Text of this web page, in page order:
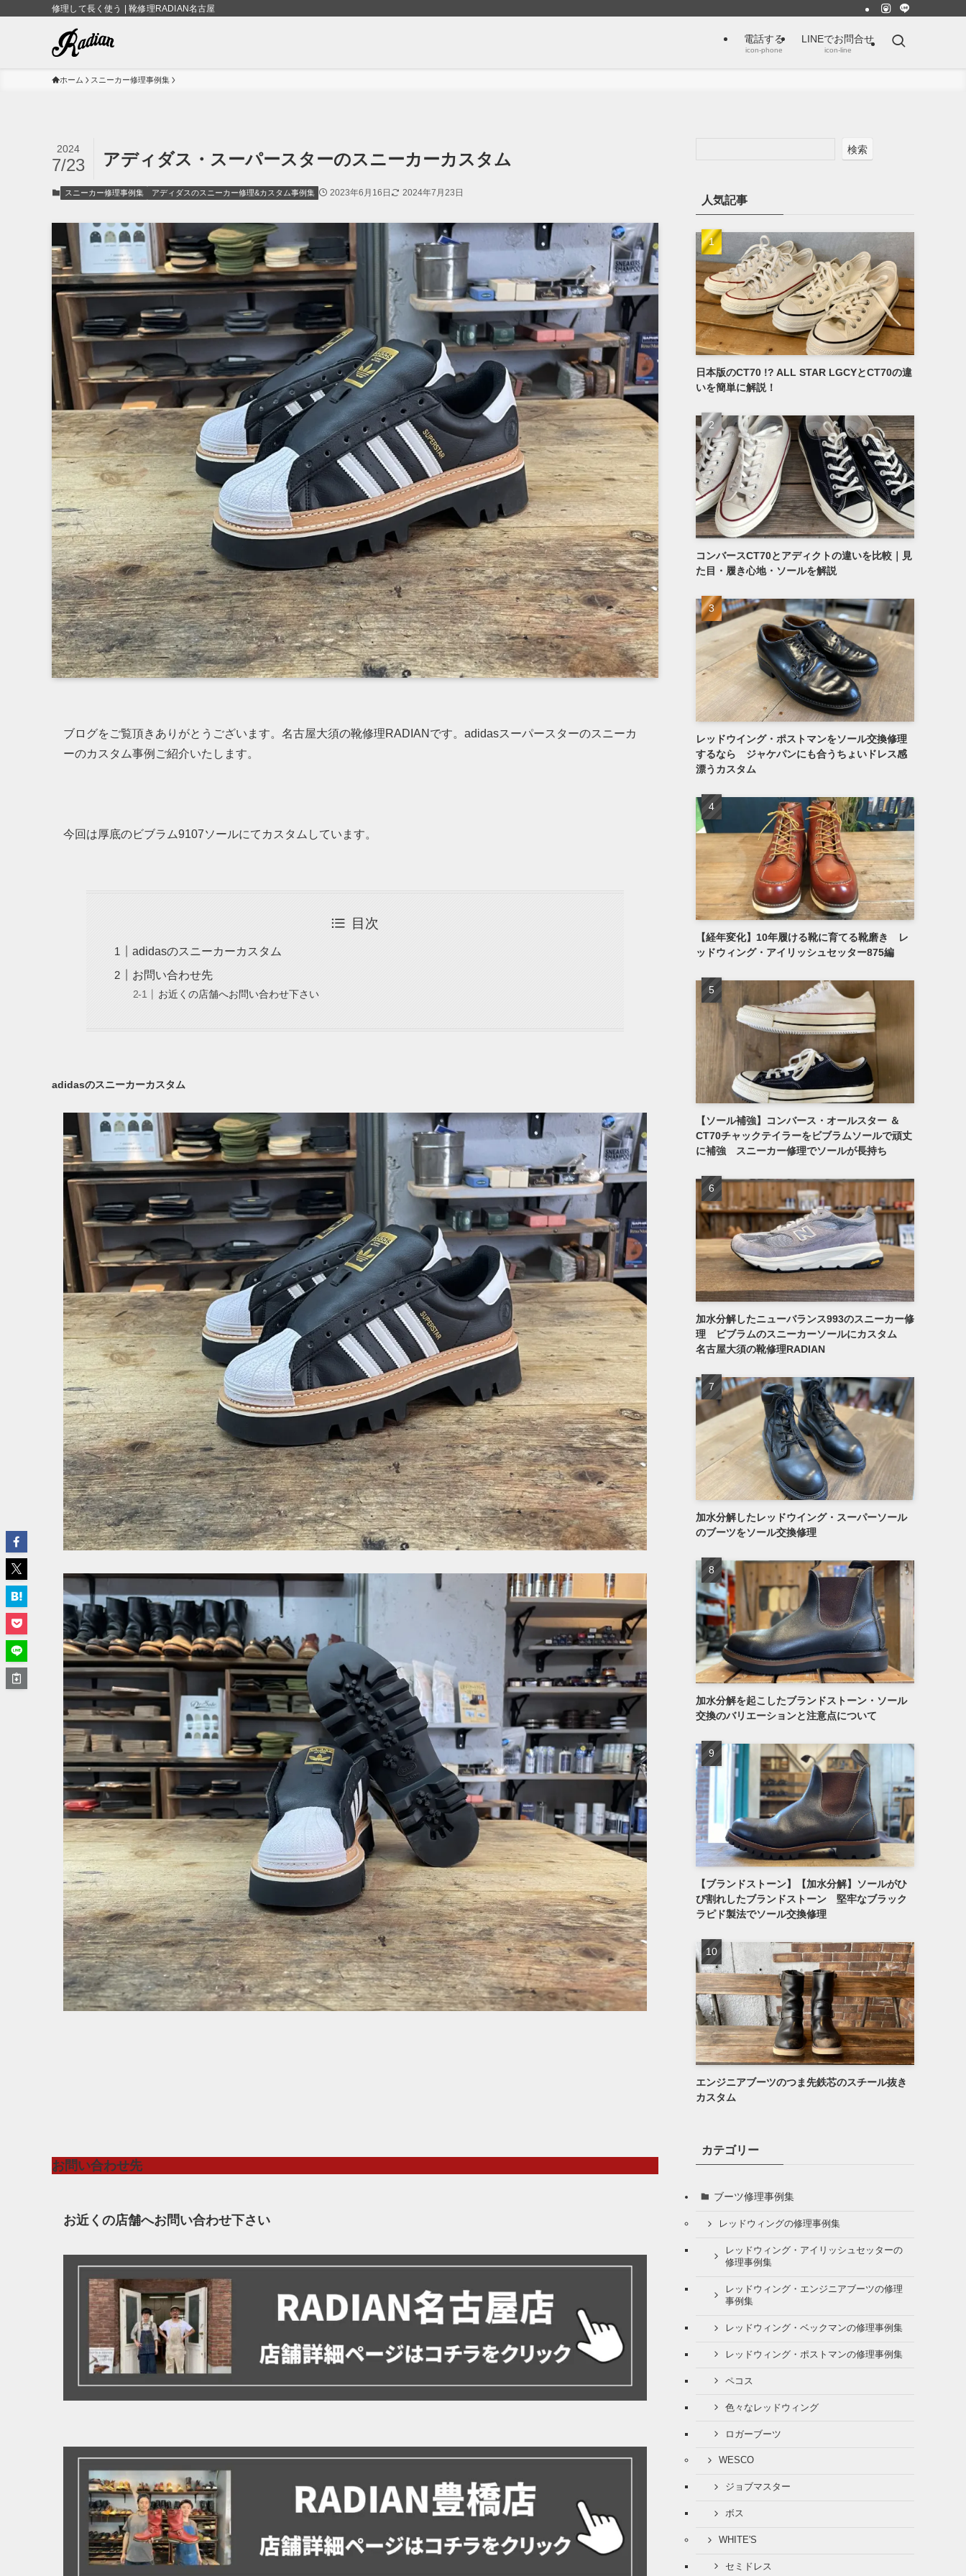
修理して長く使う | 靴修理RADIAN名古屋
電話する
icon-phone
LINEでお問合せ
icon-line
ホーム スニーカー修理事例集
アディダス・スーパースターのスニーカーカスタム
2024
7/23
スニーカー修理事例集 アディダスのスニーカー修理&カスタム事例集 2023年6月16日 2024年7月23日
ブログをご覧頂きありがとうございます。名古屋大須の靴修理RADIANです。adidasスーパースターのスニーカ
ーのカスタム事例ご紹介いたします。
今回は厚底のビブラム9107ソールにてカスタムしています。
目次
adidasのスニーカーカスタム
お問い合わせ先
お近くの店舗へお問い合わせ下さい
adidasのスニーカーカスタム
お問い合わせ先
お近くの店舗へお問い合わせ下さい
検索
人気記事
日本版のCT70 !? ALL STAR LGCYとCT70の違
いを簡単に解説！
コンバースCT70とアディクトの違いを比較｜見
た目・履き心地・ソールを解説
レッドウイング・ポストマンをソール交換修理
するなら ジャケパンにも合うちょいドレス感
漂うカスタム
【経年変化】10年履ける靴に育てる靴磨き レ
ッドウィング・アイリッシュセッター875編
【ソール補強】コンバース・オールスター ＆
CT70チャックテイラーをビブラムソールで頑丈
に補強 スニーカー修理でソールが長持ち
加水分解したニューバランス993のスニーカー修
理 ビブラムのスニーカーソールにカスタム
名古屋大須の靴修理RADIAN
加水分解したレッドウイング・スーパーソール
のブーツをソール交換修理
加水分解を起こしたブランドストーン・ソール
交換のバリエーションと注意点について
【ブランドストーン】【加水分解】ソールがひ
び割れしたブランドストーン 堅牢なブラック
ラピド製法でソール交換修理
エンジニアブーツのつま先鉄芯のスチール抜き
カスタム
カテゴリー
ブーツ修理事例集
レッドウィングの修理事例集
レッドウィング・アイリッシュセッターの
修理事例集
レッドウィング・エンジニアブーツの修理
事例集
レッドウィング・ベックマンの修理事例集
レッドウィング・ポストマンの修理事例集
ペコス
色々なレッドウィング
ロガーブーツ
WESCO
ジョブマスター
ボス
WHITE'S
セミドレス